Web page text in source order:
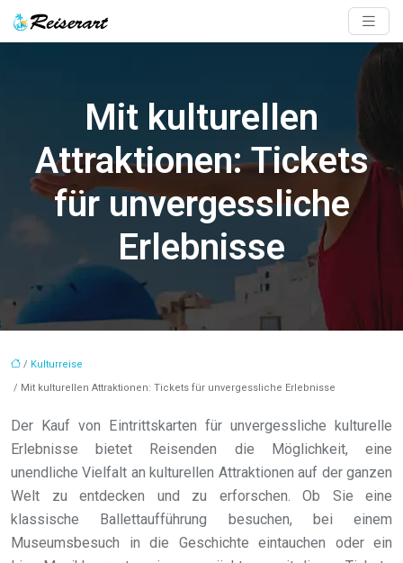
Mit kulturellen
Attraktionen: Tickets
für unvergessliche
Erlebnisse
/ Kulturreise
/ Mit kulturellen Attraktionen: Tickets für unvergessliche Erlebnisse
Der Kauf von Eintrittskarten für unvergessliche kulturelle
Erlebnisse bietet Reisenden die Möglichkeit, eine
unendliche Vielfalt an kulturellen Attraktionen auf der ganzen
Welt zu entdecken und zu erforschen. Ob Sie eine
klassische Ballettaufführung besuchen, bei einem
Museumsbesuch in die Geschichte eintauchen oder ein